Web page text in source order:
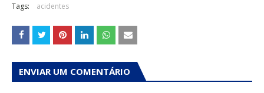
Tags: acidentes
ENVIAR UM COMENTÁRIO